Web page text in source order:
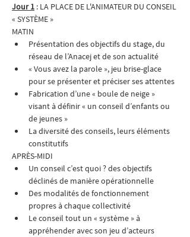
Jour 1 : LA PLACE DE L'ANIMATEUR DU CONSEIL
« SYSTÈME »
MATIN
Présentation des objectifs du stage, du
réseau de l’Anacej et de son actualité
« Vous avez la parole », jeu brise-glace
pour se présenter et préciser ses attentes
Fabrication d’une « boule de neige »
visant à définir « un conseil d’enfants ou
de jeunes »
La diversité des conseils, leurs éléments
constitutifs
APRÈS-MIDI
Un conseil c’est quoi ? des objectifs
déclinés de manière opérationnelle
Des modalités de fonctionnement
propres à chaque collectivité
Le conseil tout un « système » à
appréhender avec son jeu d’acteurs